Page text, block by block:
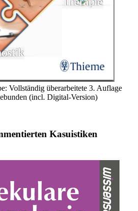
Vollständig überarbeitete 3. Auflage
(incl. Digital-Version)
Kasuistiken